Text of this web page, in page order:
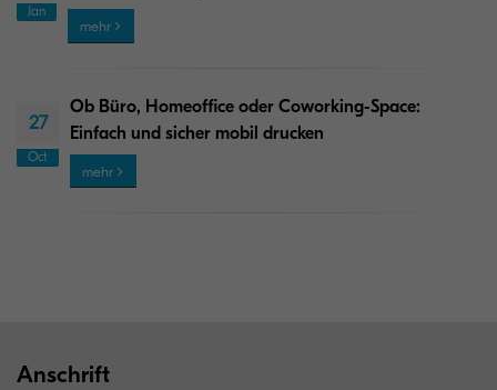
Jan
mehr
27
Oct
Ob Büro, Homeoffice oder Coworking-Space:
Einfach und sicher mobil drucken
mehr
Anschrift